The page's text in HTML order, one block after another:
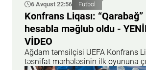
6 Avqust 22:56 Futbol
Konfrans Liqası:
hesabla məğlub oldu -
VİDEO
Ağdam təmsilçisi UEFA Konfrans
təsnifat mərhələsinin ilk oyununa